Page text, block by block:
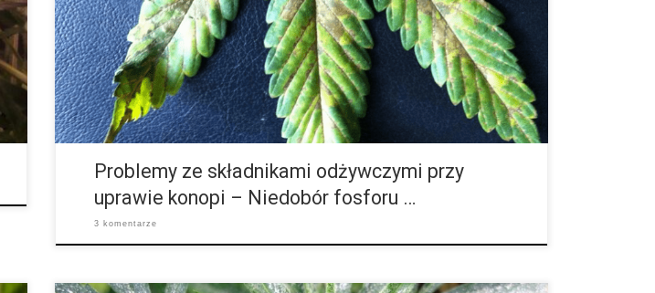
paseczki. Kolor liści pozostaje zielony […]
Problemy ze składnikami odżywczymi przy
uprawie konopi – Niedobór fosforu …
3 komentarze